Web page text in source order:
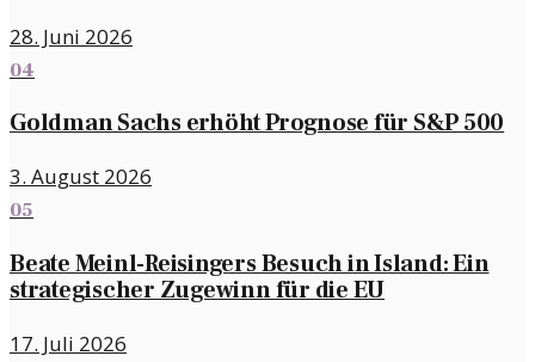
28. Juni 2026
04
Goldman Sachs erhöht Prognose für S&P 500
3. August 2026
05
Beate Meinl-Reisingers Besuch in Island: Ein
strategischer Zugewinn für die EU
17. Juli 2026